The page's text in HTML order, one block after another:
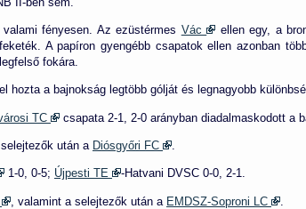
fényesen. Az ezüstérmes Vác ellen egy, a
A papíron gyengébb csapatok ellen azonban
fokára.
hozta a bajnokság legtöbb gólját és legnagyobb
TC csapata 2-1, 2-0 arányban diadalmaskodott a
után a Diósgyőri FC .
1-0, 0-5; Újpesti TE -Hatvani DVSC 0-0, 2-1.
, valamint a selejtezők után a EMDSZ-Soproni LC